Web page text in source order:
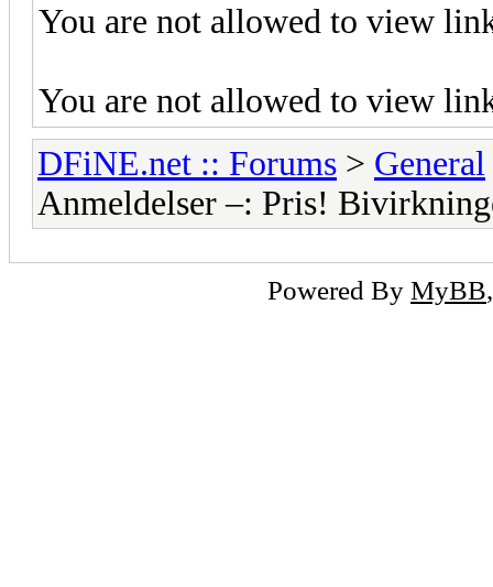
You are not allowed to view
You are not allowed to view
DFiNE.net :: Forums > General
Anmeldelser –: Pris!
Powered By MyBB